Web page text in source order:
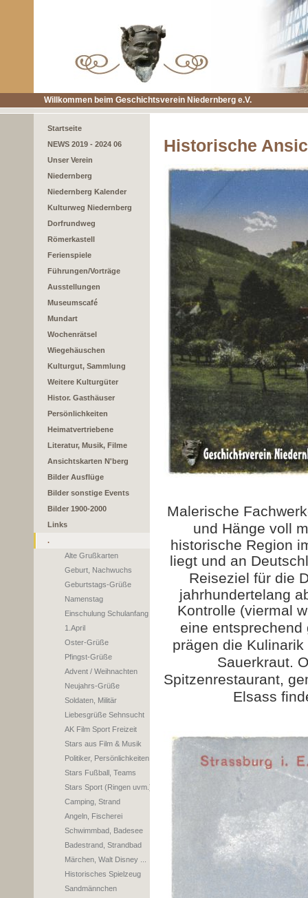
Willkommen beim Geschichtsverein Niedernberg e.V.
Startseite
NEWS 2019 - 2024 06
Unser Verein
Niedernberg
Niedernberg Kalender
Kulturweg Niedernberg
Dorfrundweg
Römerkastell
Ferienspiele
Führungen/Vorträge
Ausstellungen
Museumscafé
Mundart
Wochenrätsel
Wiegehäuschen
Kulturgut, Sammlung
Weitere Kulturgüter
Histor. Gasthäuser
Persönlichkeiten
Heimatvertriebene
Literatur, Musik, Filme
Ansichtskarten N'berg
Bilder Ausflüge
Bilder sonstige Events
Bilder 1900-2000
Links
.
Alte Grußkarten
Geburt, Nachwuchs
Geburtstags-Grüße
Namenstag
Einschulung Schulanfang
1.April
Oster-Grüße
Pfingst-Grüße
Advent / Weihnachten
Neujahrs-Grüße
Soldaten, Militär
Liebesgrüße Sehnsucht
AK Film Sport Freizeit
Stars aus Film & Musik
Politiker, Persönlichkeiten
Stars Fußball, Teams
Stars Sport (Ringen uvm.)
Camping, Strand
Angeln, Fischerei
Schwimmbad, Badesee
Badestrand, Strandbad
Märchen, Walt Disney ...
Historisches Spielzeug
Sandmännchen
Historische
Malerische
und Hänge voll
historische Region
liegt und an
Reiseziel für die
jahrhundertelang
Kontrolle (viermal
eine
prägen die
Sauerkraut.
Spitzenrestaurant,
Elsass